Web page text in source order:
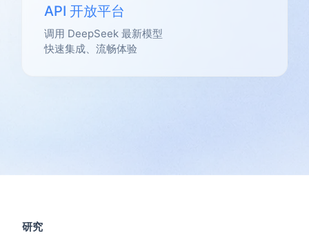
API 开放平台
调用 DeepSeek 最新模型
快速集成、流畅体验
研究